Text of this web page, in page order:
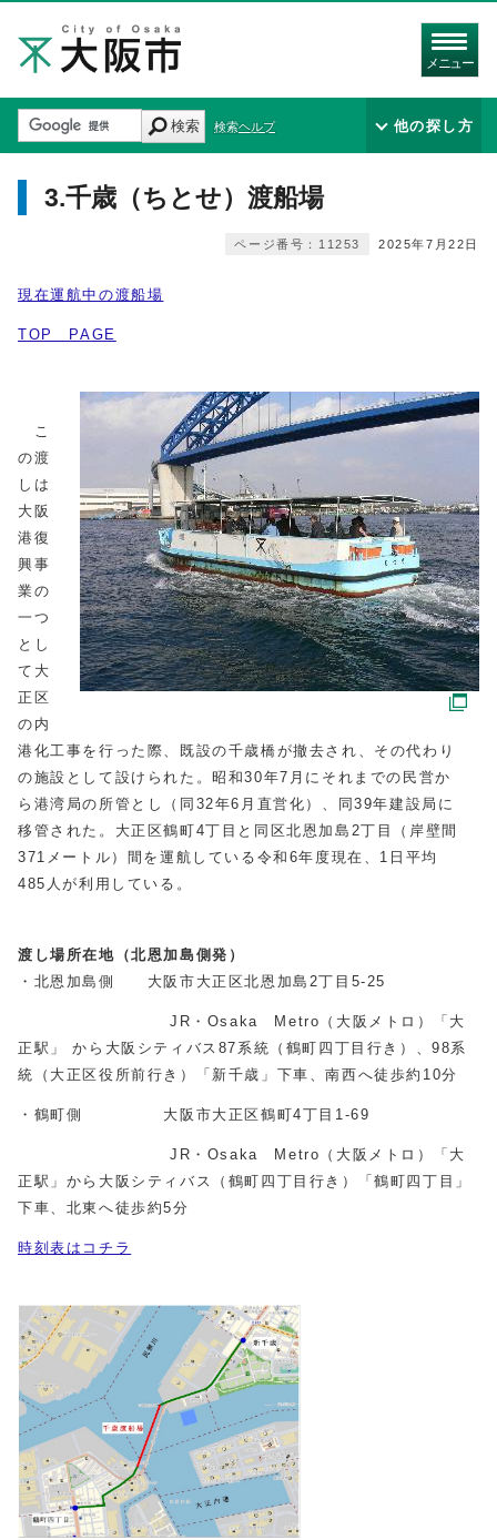
メニュー
検索 検索ヘルプ 他の探し方
3.千歳（ちとせ）渡船場
2025年7月22日
ページ番号：11253
現在運航中の渡船場
TOP PAGE
こ
の渡
しは
大阪
港復
興事
業の
一つ
とし
て大
正区
の内
港化工事を行った際、既設の千歳橋が撤去され、その代わり
の施設として設けられた。昭和30年7月にそれまでの民営か
ら港湾局の所管とし（同32年6月直営化）、同39年建設局に
移管された。大正区鶴町4丁目と同区北恩加島2丁目（岸壁間
371メートル）間を運航している令和6年度現在、1日平均
485人が利用している。
渡し場所在地（北恩加島側発）
・北恩加島側 大阪市大正区北恩加島2丁目5‐25
JR・Osaka Metro（大阪メトロ）「大
正駅」 から大阪シティバス87系統（鶴町四丁目行き）、98系
統（大正区役所前行き）「新千歳」下車、南西へ徒歩約10分
・鶴町側 大阪市大正区鶴町4丁目1‐69
JR・Osaka Metro（大阪メトロ）「大
正駅」から大阪シティバス（鶴町四丁目行き）「鶴町四丁目」
下車、北東へ徒歩約5分
時刻表はコチラ